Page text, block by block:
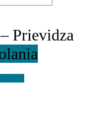
Prievidza